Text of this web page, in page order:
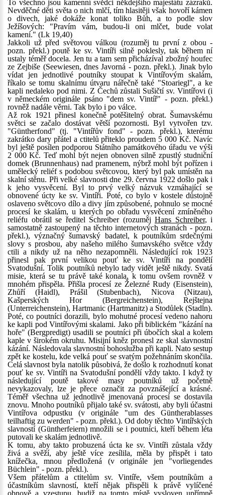
To všechno jsou kamenní svědci někdejšího majestátu zázraků.
Nevděčné děti světa o nich mlčí, tím hlasitěji však hovoří kámen
o divech, jaké dokáže konat toliko Bůh, a to podle slov
Ježíšových: "Pravím vám, budou-li oni mlčet, bude volat
kamení." (Lk 19,40)
Jakkoli už před světovou válkou (rozuměj tu první z obou -
pozn. překl.) poutě ke sv. Vintíři silně poklesly, tak během ní
ustaly téměř docela. Jen tu a tam sem přicházíval zbožný houfec
ze Zejbiše (Seewiesen, dnes Javorná - pozn. překl.). Jinak bylo
vídat jen jednotlivé poutníky stoupat k Vintířovým skalám,
říkalo se tomu skalnímu útvaru nářečně také "Stoariegl", a ke
kapli nedaleko pod nimi. Z Čechů zůstali Sušičtí sv. Vintířovi (i
v německém originále psáno "dem sv. Vintíř" - pozn. překl.)
rovněž nadále věrni. Tak bylo i po válce.
Až rok 1921 přinesl konečně potěšitelný obrat. Šumavskému
světci se začalo dostávat větší pozornosti. Byl vytvořen tzv.
"Güntherfond" (tj. "Vintířův fond" - pozn. překl.), kterému
zakrátko dary přátel a ctitelů přiteklo proudem 5 000 Kč. Navíc
byl ještě posílen podporou Státního památkového úřadu ve výši
2 000 Kč. Teď mohl být nejen obnoven silně zpustlý studniční
domek (Brunnenhaus) nad pramenem, nýbrž mohl být pořízen i
umělecký reliéf s podobou světcovou, který byl pak umístěn na
skalní stěnu. Při velké slavnosti dne 29. června 1922 došlo pak i
k jeho vysvěcení. Byl to prvý velký názvuk vzmáhající se
obnovené úcty ke sv. Vintíři. Poté, co bylo v kostele důstojně
oslaveno světcovo dílo a divy jím způsobené, pohnulo se mocné
procesí ke skalám, u kterých po obřadu vysvěcení zmíněného
reliéfu obrátil se ředitel Schreiber (rozuměj Hans Schreiber, i
samostatně zastoupený na těchto internetových stranách - pozn.
překl.), význačný šumavský badatel, k poutníkům srdečnými
slovy s prosbou, aby našeho milého šumavského světce vždy
ctili a nikdy už na něho nezapomněli. Následující rok 1923
přinesl pak první velikou pouť ke sv. Vintíři na pondělí
Svatodušní. Tolik poutníků nebylo tady vidět ještě nikdy. Svatá
misie, která se tu právě také konala, k tomu ovšem rovněž v
mnohém přispěla. Přišla procesí ze Železné Rudy (Eisenstein),
Zhůří (Haidl), Prášil (Stubenbach), Nicova (Nitzau),
Kašperských Hor (Bergreichenstein), Rejštejna
(Unterreichenstein), Hartmanic (Hartmanitz) a Stodůlek (Stadln).
Poté, co poutníci dorazili, bylo mohutné procesí vedeno nahoru
ke kapli pod Vintířovými skalami. Jako při biblickém "kázání na
hoře" (Bergpredigt) usadili se poutníci při úbočích skal a kolem
kaple v širokém okruhu. Misijní kněz pronesl ze skal slavnostní
kázání. Následovala slavnostní bohoslužba při kapli. Nato sestup
zpět ke kostelu, kde velká pouť se svatým požehnáním skončila.
Celá slavnost byla natolik působivá, že došlo k rozhodnutí konat
pouť ke sv. Vintíři na Svatodušní pondělí vždy takto. I když ty
následující poutě takové masy poutníků už početně
nevykazovaly, lze je přece označit za povznášející a krásné.
Téměř všechna už jednotlivě jmenovaná procesí se dostavila
znovu. Mnoho poutníků přijalo také sv. svátosti, aby byli účastni
Vintířova odpustku (v originále "um des Güntherablasses
teilhaftig zu werden" - pozn. překl.). Od doby těchto Vintířských
slavností (Güntherfeiern) množili se i poutníci, kteří během léta
putovali ke skalám jednotlivě.
K tomu, aby takto probuzená úcta ke sv. Vintíři zůstala vždy
živá a svěží, aby ještě více zesílila, měla by přispět i tato
knížečka, mnou předložená (v originále jen "vorliegendes
Büchlein" - pozn. překl.).
Všem přátelům a ctitelům sv. Vintíře, všem poutníkům a
účastníkům slavností, kteří nějak přispěli k právě vylíčené
obnově a vzestupu, budiž na tomto místě vysloven upřímně